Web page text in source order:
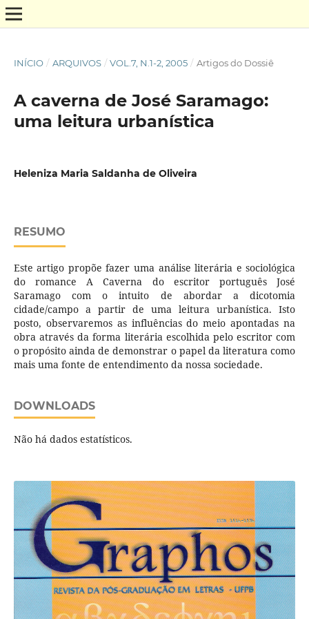
INÍCIO / ARQUIVOS / VOL.7, N.1-2, 2005 / Artigos do Dossiê
A caverna de José Saramago:
uma leitura urbanística
Heleniza Maria Saldanha de Oliveira
RESUMO
Este artigo propõe fazer uma análise literária e sociológica
do romance A Caverna do escritor português José
Saramago com o intuito de abordar a dicotomia
cidade/campo a partir de uma leitura urbanística. Isto
posto, observaremos as influências do meio apontadas na
obra através da forma literária escolhida pelo escritor com
o propósito ainda de demonstrar o papel da literatura como
mais uma fonte de entendimento da nossa sociedade.
DOWNLOADS
Não há dados estatísticos.